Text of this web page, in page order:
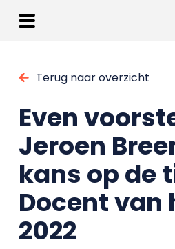
Terug naar overzicht
Even
Jeroen
kans op de
Docent van
2022